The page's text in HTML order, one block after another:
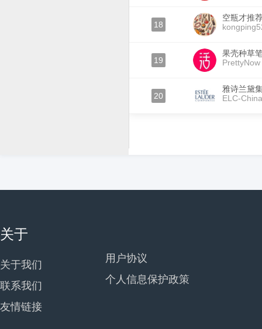
18
空瓶才推
19
果壳种草
PrettyNow
20
雅诗兰黛
ELC-China
关于
关于我们
联系我们
友情链接
用户协议
个人信息保护政策